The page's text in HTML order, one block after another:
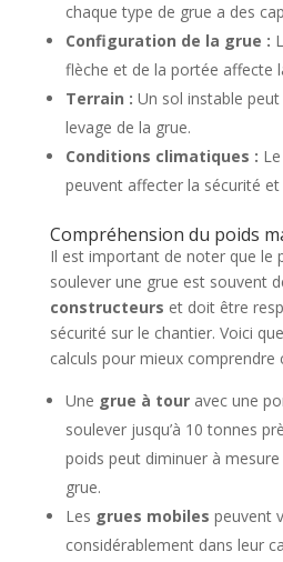
chaque type de grue a des
Configuration de la grue :
flèche et de la portée affecte
Terrain : Un sol instable
levage de la grue.
Conditions climatiques :
peuvent affecter la sécurité
Compréhension du poids
Il est important de noter que le
soulever une grue est souvent
constructeurs et doit être
sécurité sur le chantier. Voici
calculs pour mieux comprendre
Une grue à touravec une
soulever jusqu’à 10 tonnes
poids peut diminuer à mesure
grue.
Les grues mobiles peuvent
considérablement dans leur